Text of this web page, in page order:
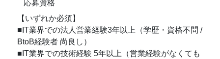
応募資格
【いずれか必須】
■IT業界での法人営業経験3年以上（学歴・資格不問 /
BtoB経験者 尚良し）
■IT業界での技術経験 5年以上（営業経験がなくても